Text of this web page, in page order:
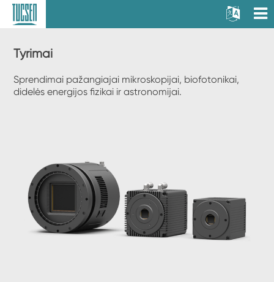
Tyrimai
Sprendimai pažangiajai mikroskopijai, biofotonikai,
didelės energijos fizikai ir astronomijai.